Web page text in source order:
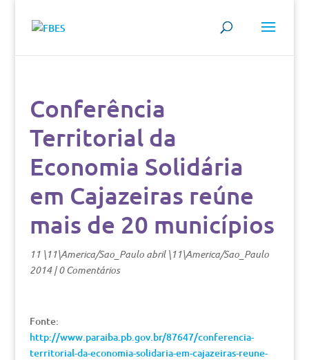
Conferência
Territorial da
Economia Solidária
em Cajazeiras reúne
mais de 20 municípios
11 \11\America/Sao_Paulo abril \11\America/Sao_Paulo
2014|0 Comentários
Fonte:
http://www.paraiba.pb.gov.br/87647/conferencia-
territorial-da-economia-solidaria-em-cajazeiras-reune-